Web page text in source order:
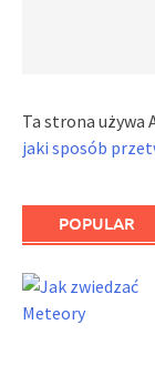
Ta strona używa
jaki sposób
POPULAR